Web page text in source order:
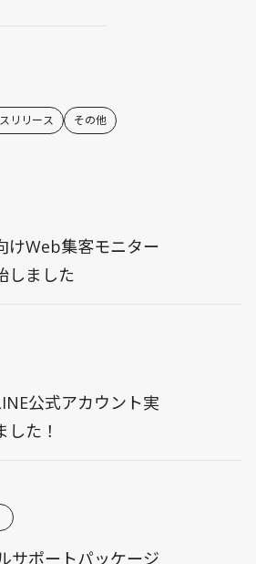
リリース その他
けWeb集客モニター
しました
公式アカウント実
た！
サポートパッケージ